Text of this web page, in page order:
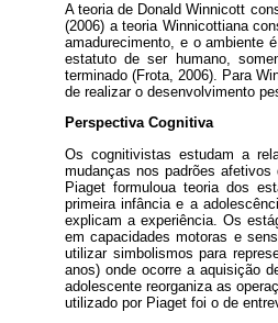
A teoria de Donald Winnicott
(2006) a teoria Winnicottiana
amadurecimento, e o ambiente
estatuto de ser humano,
terminado (Frota, 2006). Para
de realizar o desenvolvimento
Perspectiva Cognitiva
Os cognitivistas estudam a
mudanças nos padrões
Piaget formuloua teoria dos
primeira infância e a
explicam a experiência. Os
em capacidades motoras e
utilizar simbolismos para
anos) onde ocorre a aquisição
adolescente reorganiza as
utilizado por Piaget foi o de